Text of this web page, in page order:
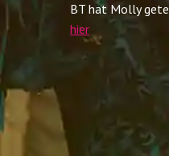
BT hat Molly
hier